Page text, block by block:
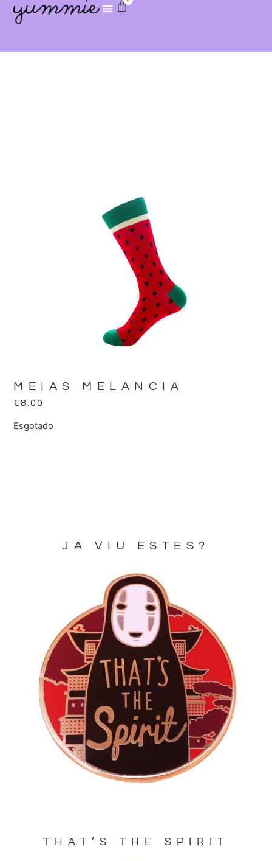
MEIAS MELANCIA
€8.00
Esgotado
JA VIU ESTES?
THAT’S THE SPIRIT